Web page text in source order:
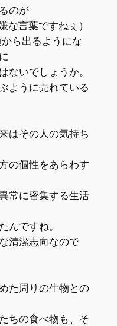
のが
言葉ですねぇ）
ら出るようにな
いでしょうか。
ように売れている
はその人の気持ち
の個性をあらわす
常に密集する生活
んですね。
清潔志向なので
周りの生物との
の食べ物も、そ